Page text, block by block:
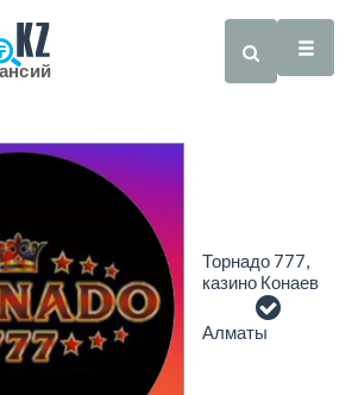
Торнадо 777,
казино Конаев
Алматы